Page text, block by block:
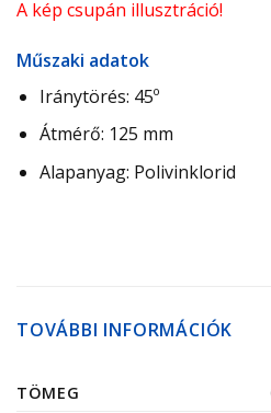
A kép csupán illusztráció!
Műszaki adatok
Iránytörés: 45º
Átmérő: 125 mm
Alapanyag: Polivinklorid
TOVÁBBI INFORMÁCIÓK
TÖMEG